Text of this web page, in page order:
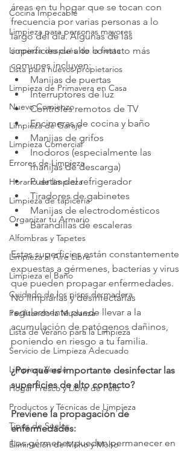
Cocina Impecable
Limpieza para personas mayores
Limpieza después de la fiesta
Lista para nuevos propietarios
Limpieza de Primavera en Casa
Nuevo Comienzo
Limpieza de Garaje
Limpieza Comercial
Errores de Limpieza
Horario de limpieza
Limpieza de tapicería
Organizar tu Armario
Alfombras y Tapetes
Limpieza al Aire Libre
Limpieza el Baño
Cuidado de los pisos de madera
Facilitando la Mudanza
Lista de Verano para la Limpieza
Servicio de Limpieza Adecuado
Limpieza Verde
Hogar Fresco y Libre de Pelo
Productos y Técnicas de Limpieza
Tipos de Suelos
Eliminación de Moho y Moho
áreas en tu hogar que se tocan con
frecuencia por varias personas a lo
largo del día. Algunas de las
superficies de alto contacto más
comunes incluyen:
Manijas de puertas
Interruptores de luz
Controles remotos de TV
Encimeras de cocina y baño
Manijas de grifos
Inodoros (especialmente las
manijas de descarga)
Puertas del refrigerador
Tiradores de gabinetes
Manijas de electrodomésticos
Barandillas de escaleras
Estas superficies están constantemente
expuestas a gérmenes, bacterias y virus
que pueden propagar enfermedades.
No limpiarlas y desinfectarlas
regularmente puede llevar a la
acumulación de patógenos dañinos,
poniendo en riesgo a tu familia.
¿Por qué es importante desinfectar las
superficies de alto contacto?
Previene la propagación de
enfermedades:
Los gérmenes pueden permanecer en